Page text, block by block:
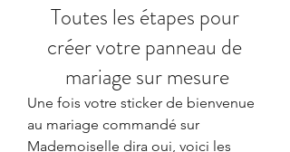
Toutes les étapes pour
créer votre panneau de
mariage sur mesure
Une fois votre sticker de bienvenue
au mariage commandé sur
Mademoiselle dira oui, voici les